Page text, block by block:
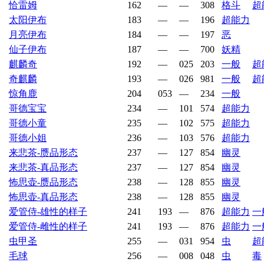
恰雷姆 162 — — 308 格斗
超
太阳伊布
183 — — 196
超能力
月亮伊布
184 — — 197
恶
仙子伊布
187 — — 700
妖精
麒麟奇
192 — 025 203 一般
超
奇麒麟
193 — 026 981 一般
超
惊角鹿
204 053 — 234
一般
哥德宝宝
234 — 101 574
超能力
哥德小童
235 — 102 575
超能力
哥德小姐
236 — 103 576
超能力
来悲茶-赝品形态
237 — 127 854
幽灵
来悲茶-真品形态
237 — 127 854
幽灵
怖思壶-赝品形态
238 — 128 855
幽灵
怖思壶-真品形态
238 — 128 855
幽灵
爱管侍-雄性的样子
241 193 — 876 超能力 一
爱管侍-雌性的样子
241 193 — 876 超能力 一
虫甲圣
255 — 031 954 虫
超
毛球
256 — 008 048 虫
毒